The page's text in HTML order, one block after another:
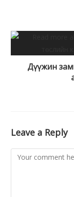
Дүүжин
Leave a Reply